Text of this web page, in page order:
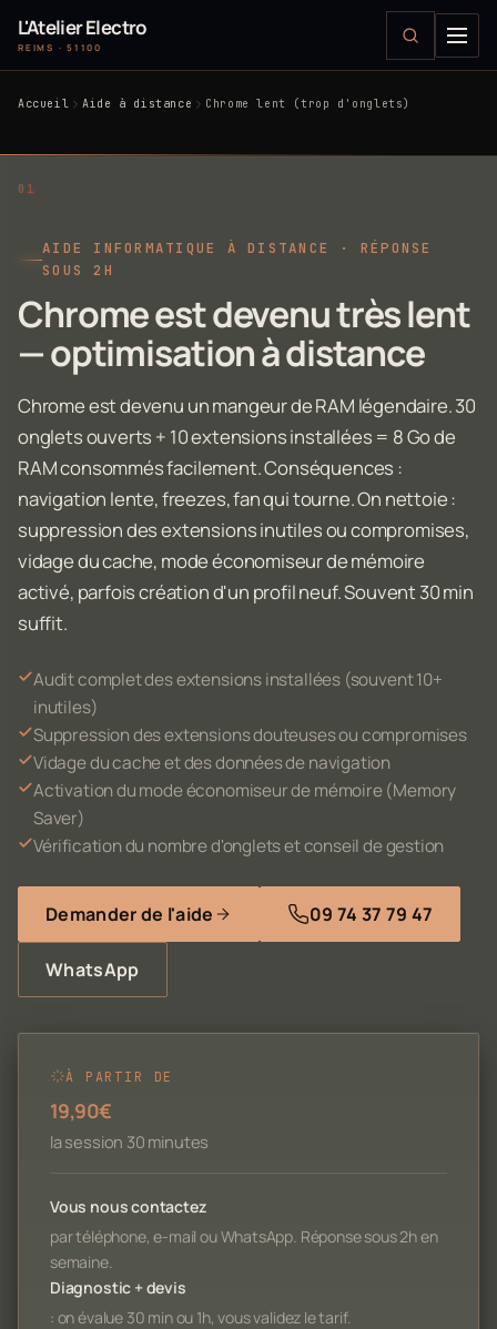
L'Atelier Electro
REIMS · 51100
Accueil Aide à distance Chrome lent (trop d'onglets)
AIDE INFORMATIQUE À DISTANCE · RÉPONSE
SOUS 2H
Chrome est devenu très lent
— optimisation à distance
Chrome est devenu un mangeur de RAM légendaire. 30
onglets ouverts + 10 extensions installées = 8 Go de
RAM consommés facilement. Conséquences :
navigation lente, freezes, fan qui tourne. On nettoie :
suppression des extensions inutiles ou compromises,
vidage du cache, mode économiseur de mémoire
activé, parfois création d'un profil neuf. Souvent 30 min
suffit.
Audit complet des extensions installées (souvent 10+
inutiles)
Suppression des extensions douteuses ou compromises
Vidage du cache et des données de navigation
Activation du mode économiseur de mémoire (Memory
Saver)
Vérification du nombre d'onglets et conseil de gestion
Demander de l'aide 09 74 37 79 47
WhatsApp
À PARTIR DE
19,90€
la session 30 minutes
Vous nous contactez
par téléphone, e-mail ou WhatsApp. Réponse sous 2h en
semaine.
Diagnostic + devis
: on évalue 30 min ou 1h, vous validez le tarif.